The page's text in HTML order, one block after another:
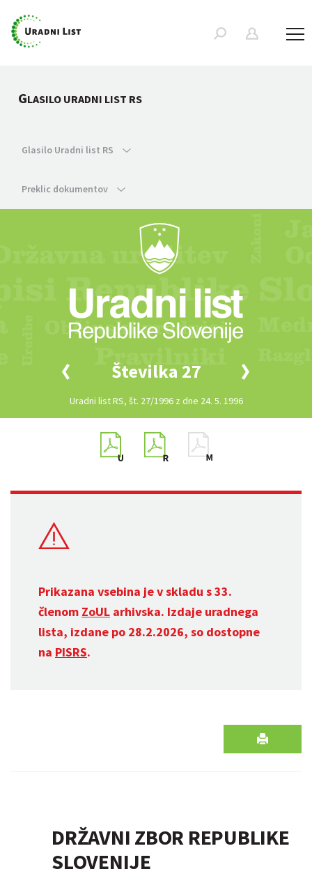
GLASILO URADNI LIST RS
Glasilo Uradni list RS
Preklic dokumentov
Številka 27
Uradni list RS, št. 27/1996 z dne 24. 5. 1996
Prikazana vsebina je v skladu s 33.
členom ZoUL arhivska. Izdaje uradnega
lista, izdane po 28.2.2026, so dostopne
na PISRS.
DRŽAVNI ZBOR REPUBLIKE
SLOVENIJE